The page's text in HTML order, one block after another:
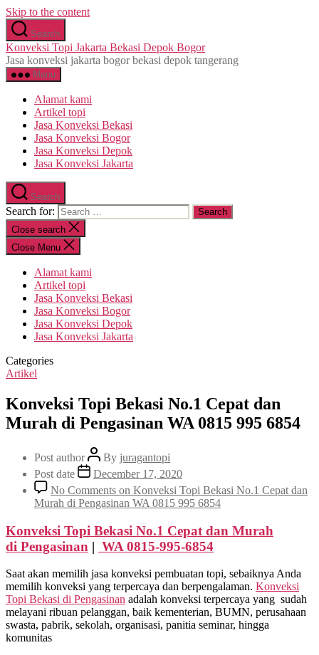
Skip to the content
Search
Konveksi Topi Jakarta Bekasi Depok Bogor
Jasa konveksi jakarta bogor bekasi depok tangerang
Menu
Alamat kami
Artikel topi
Jasa Konveksi Bekasi
Jasa Konveksi Bogor
Jasa Konveksi Depok
Jasa Konveksi Jakarta
Search
Search for:
Close search
Close Menu
Alamat kami
Artikel topi
Jasa Konveksi Bekasi
Jasa Konveksi Bogor
Jasa Konveksi Depok
Jasa Konveksi Jakarta
Categories
Artikel
Konveksi Topi Bekasi No.1 Cepat dan
Murah di Pengasinan WA 0815 995 6854
Post author By juragantopi
Post date
December 17, 2020
No Comments on Konveksi Topi Bekasi No.1 Cepat dan
Murah di Pengasinan WA 0815 995 6854
Konveksi Topi Bekasi No.1 Cepat dan Murah
di Pengasinan | WA 0815-995-6854
Saat akan memilih jasa konveksi pembuatan topi, sebaiknya Anda
memilih konveksi yang terpercaya dan berpengalaman. Konveksi
Topi Bekasi di Pengasinan adalah konveksi terpercaya yang sudah
melayani ribuan pelanggan, baik kementerian, BUMN, perusahaan
swasta, pabrik, sekolah, organisasi, panitia seminar, hingga
komunitas